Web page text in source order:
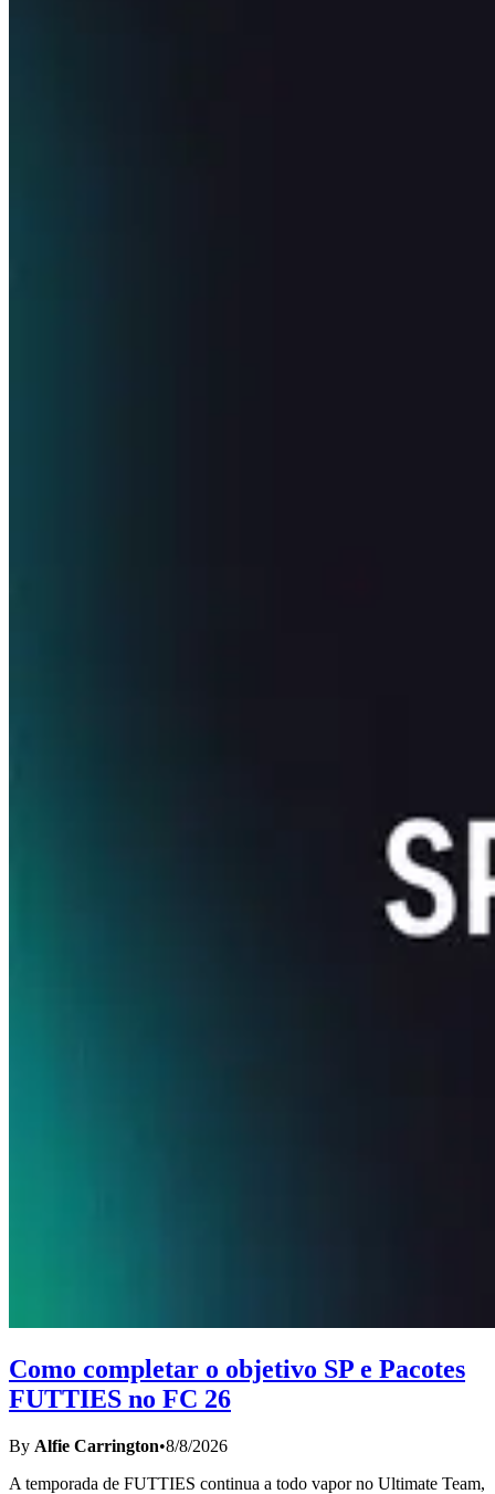
Como completar o objetivo SP e Pacotes
FUTTIES no FC 26
By Alfie Carrington•8/8/2026
A temporada de FUTTIES continua a todo vapor no Ultimate Team,